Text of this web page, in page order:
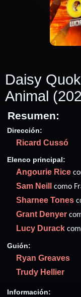
Daisy
Animal
Resumen:
Dirección:
Ricard Cussó
Elenco principal:
Angourie Rice
Sam Neill como
Sharnee Tones
Grant Denyer
Lucy Durack
Guión:
Ryan Greaves
Trudy Hellier
Información: